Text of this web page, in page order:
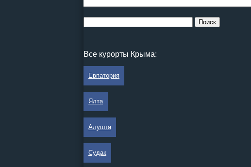
Все курорты Крыма:
Евпатория
Ялта
Алушта
Судак